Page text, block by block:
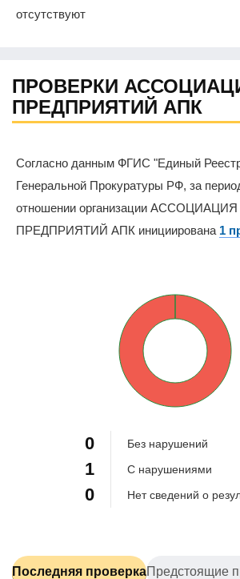
отсутствуют
ПРОВЕРКИ
ПРЕДПРИЯТИЙ АПК
Согласно данным ФГИС "Единый
Генеральной Прокуратуры РФ, за
отношении организации
ПРЕДПРИЯТИЙ АПК инициирована 1
0
1
0
Без нарушений
С нарушениями
Нет сведений о
Последняя проверкаПредстоящие